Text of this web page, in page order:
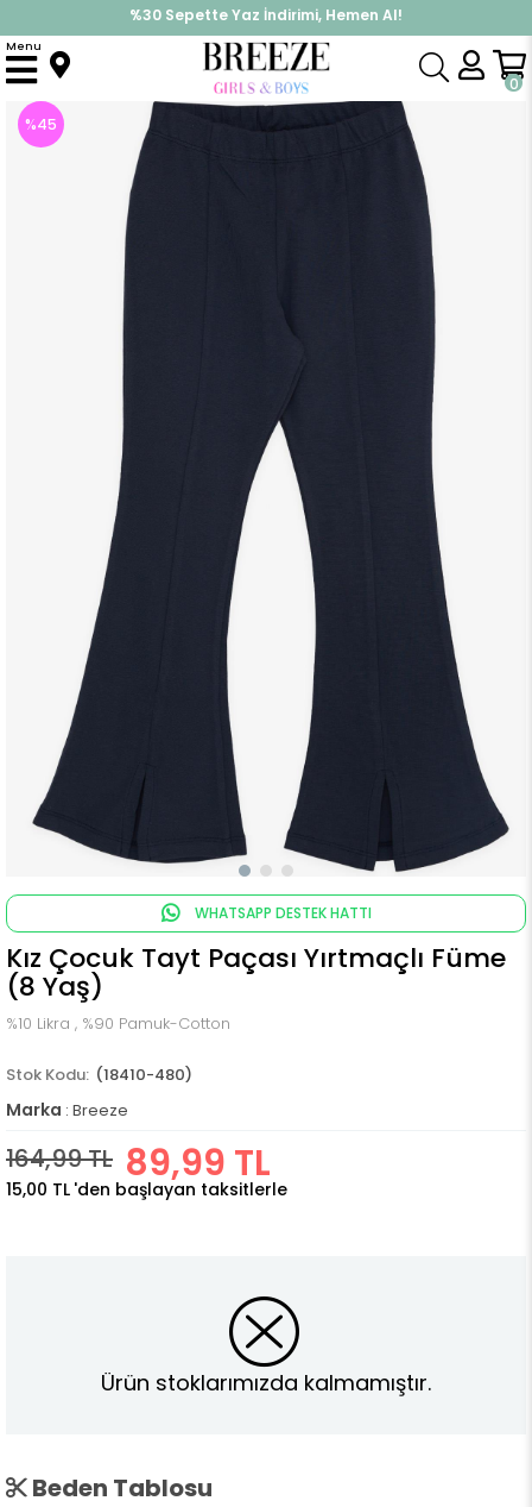
%30 Sepette Yaz İndirimi, Hemen Al!
İndirimlere ek %10 İndirimi Kap, Hemen Üye Ol!
0
Menu
Anasayfa Alt Giyim Tayt
%45
WHATSAPP DESTEK HATTI
Kız Çocuk Tayt Paçası Yırtmaçlı Füme
(8 Yaş)
%10 Likra , %90 Pamuk-Cotton
(18410-480)
Marka : Breeze
164,99 TL 89,99 TL
15,00 TL 'den başlayan taksitlerle
Ürün stoklarımızda kalmamıştır.
Beden Tablosu